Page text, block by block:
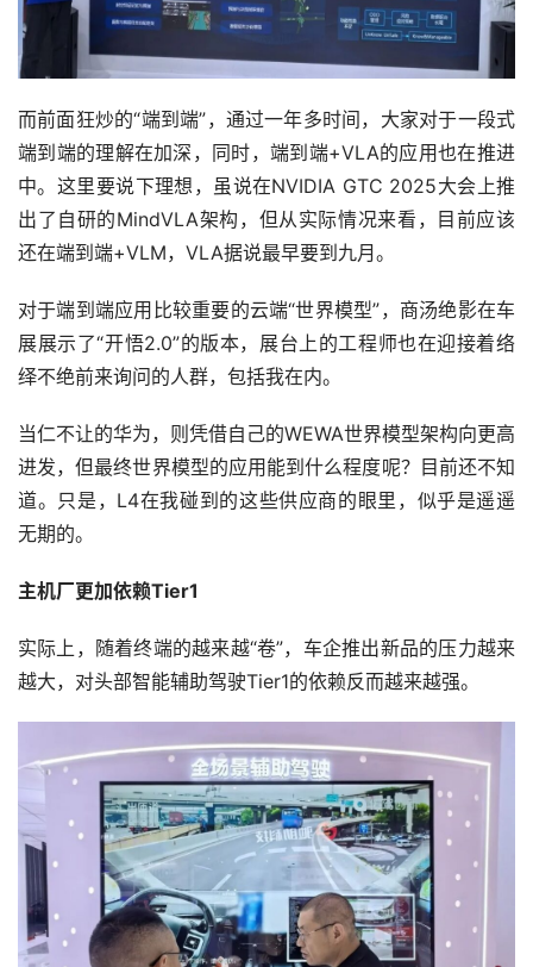
而前面狂炒的“端到端”，通过一年多时间，大家对于一段式
端到端的理解在加深，同时，端到端+VLA的应用也在推进
中。这里要说下理想，虽说在NVIDIA GTC 2025大会上推
出了自研的MindVLA架构，但从实际情况来看，目前应该
还在端到端+VLM，VLA据说最早要到九月。
对于端到端应用比较重要的云端“世界模型”，商汤绝影在车
展展示了“开悟2.0”的版本，展台上的工程师也在迎接着络
绎不绝前来询问的人群，包括我在内。
当仁不让的华为，则凭借自己的WEWA世界模型架构向更高
进发，但最终世界模型的应用能到什么程度呢？目前还不知
道。只是，L4在我碰到的这些供应商的眼里，似乎是遥遥
无期的。
主机厂更加依赖Tier1
实际上，随着终端的越来越“卷”，车企推出新品的压力越来
越大，对头部智能辅助驾驶Tier1的依赖反而越来越强。